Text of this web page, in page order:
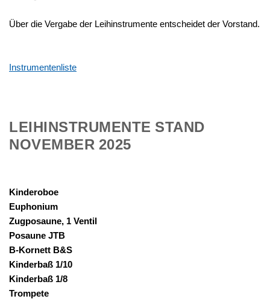
Über die Vergabe der Leihinstrumente entscheidet der Vorstand.
Instrumentenliste
LEIHINSTRUMENTE STAND
NOVEMBER 2025
Kinderoboe
Euphonium
Zugposaune, 1 Ventil
Posaune JTB
B-Kornett B&S
Kinderbaß 1/10
Kinderbaß 1/8
Trompete